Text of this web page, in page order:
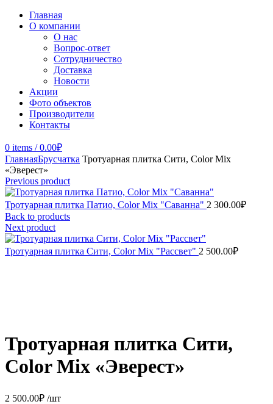
Главная
О компании
О нас
Вопрос-ответ
Сотрудничество
Доставка
Новости
Акции
Фото объектов
Производители
Контакты
0 items / 0.00₽
ГлавнаяБрусчатка Тротуарная плитка Сити, Color Mix
«Эверест»
Previous product
Тротуарная плитка Патио, Color Mix "Саванна" 2 300.00₽
Back to products
Next product
Тротуарная плитка Сити, Color Mix "Рассвет" 2 500.00₽
Тротуарная плитка Сити,
Color Mix «Эверест»
2 500.00₽ /шт